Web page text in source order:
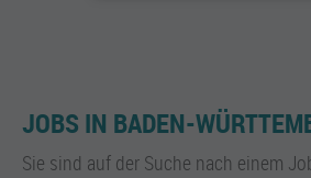
JOBS IN BADEN-
Sie sind auf der Suche nach einem